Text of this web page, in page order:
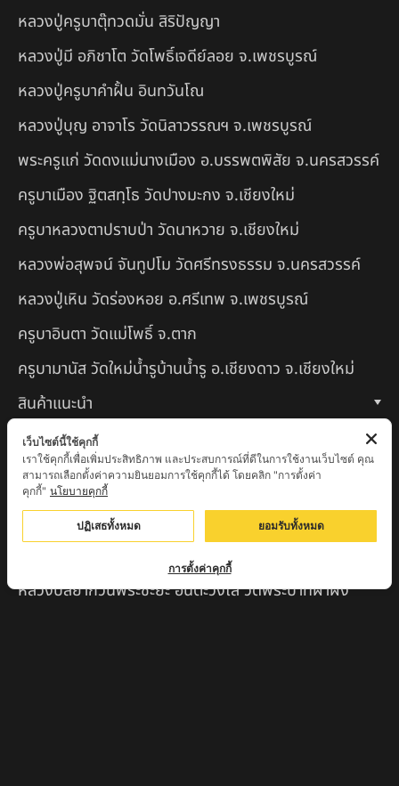
หลวงปู่ครูบาตุ๊ทวดมั่น สิริปัญญา
หลวงปู่มี อภิชาโต วัดโพธิ์เจดีย์ลอย จ.เพชรบูรณ์
หลวงปู่ครูบาคำฝั้น อินทวันโณ
หลวงปู่บุญ อาจาโร วัดนิลาวรรณฯ จ.เพชรบูรณ์
พระครูแก่ วัดดงแม่นางเมือง อ.บรรพตพิสัย จ.นครสวรรค์
ครูบาเมือง ฐิตสทฺโธ วัดปางมะกง จ.เชียงใหม่
ครูบาหลวงตาปราบป่า วัดนาหวาย จ.เชียงใหม่
หลวงพ่อสุพจน์ จันทูปโม วัดศรีทรงธรรม จ.นครสวรรค์
หลวงปู่เหิน วัดร่องหอย อ.ศรีเทพ จ.เพชรบูรณ์
ครูบาอินตา วัดแม่โพธิ์ จ.ตาก
ครูบามานัส วัดใหม่น้ำรูบ้านน้ำรู อ.เชียงดาว จ.เชียงใหม่
สินค้าแนะนำ
หลวงปู่แม่น สำนักสงฆ์เขาจันทร์ ต.โค่กสะอาด อ.ศรีเทพ
จ.เพชรบูรณ์
หลวงปู่พระครูเฒ่า (พระครูวิสุทธิวาที) วัดศิริมงคล
อ.ศรีเทพ จ.เพชรบูรณ์
ครูบาออ ปัณฑิต๊ะสำนักสงฆ์พระธาตุจอมแวะ จ.เชียงใหม่
หลวงปู่สยาก๊วนพระชะยะ อินต๊ะวังโส วัดพระบาทผาผึ้ง
เว็บไซต์นี้ใช้คุกกี้
เราใช้คุกกี้เพื่อเพิ่มประสิทธิภาพ และประสบการณ์ที่ดีในการใช้งานเว็บไซต์ คุณ
สามารถเลือกตั้งค่าความยินยอมการใช้คุกกี้ได้ โดยคลิก "การตั้งค่า
คุกกี้" นโยบายคุกกี้
ปฏิเสธทั้งหมด ยอมรับทั้งหมด
การตั้งค่าคุกกี้